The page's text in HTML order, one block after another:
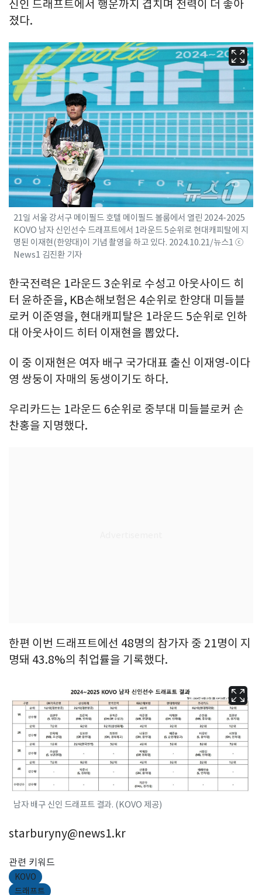
신인 드래프트에서 행운까지 겹치며 전력이 더 좋아
졌다.
21일 서울 강서구 메이필드 호텔 메이필드 볼룸에서 열린 2024-2025
KOVO 남자 신인선수 드래프트에서 1라운드 5순위로 현대캐피탈에 지
명된 이재현(한양대)이 기념 촬영을 하고 있다. 2024.10.21/뉴스1 ⓒ
News1 김진환 기자
한국전력은 1라운드 3순위로 수성고 아웃사이드 히
터 윤하준을, KB손해보험은 4순위로 한양대 미들블
로커 이준영을, 현대캐피탈은 1라운드 5순위로 인하
대 아웃사이드 히터 이재현을 뽑았다.
이 중 이재현은 여자 배구 국가대표 출신 이재영-이다
영 쌍둥이 자매의 동생이기도 하다.
우리카드는 1라운드 6순위로 중부대 미들블로커 손
찬홍을 지명했다.
한편 이번 드래프트에선 48명의 참가자 중 21명이 지
명돼 43.8%의 취업률을 기록했다.
남자 배구 신인 드래프트 결과. (KOVO 제공)
starburyny@news1.kr
관련 키워드
KOVO
드래프트